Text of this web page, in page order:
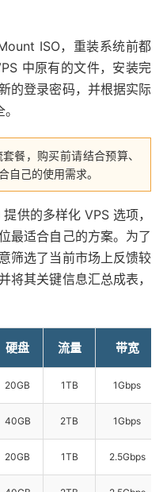
ISO，重装系统前都
中原有的文件，安装完
的登录密码，并根据实际
餐，购买前请结合预算、
自己的使用需求。
供的多样化 VPS 选项，
最适合自己的方案。为了
筛选了当前市场上反馈较
将其关键信息汇总成表，
硬盘 流量 带宽
20GB 1TB 1Gbps
40GB 2TB 1Gbps
20GB 1TB 2.5Gbps